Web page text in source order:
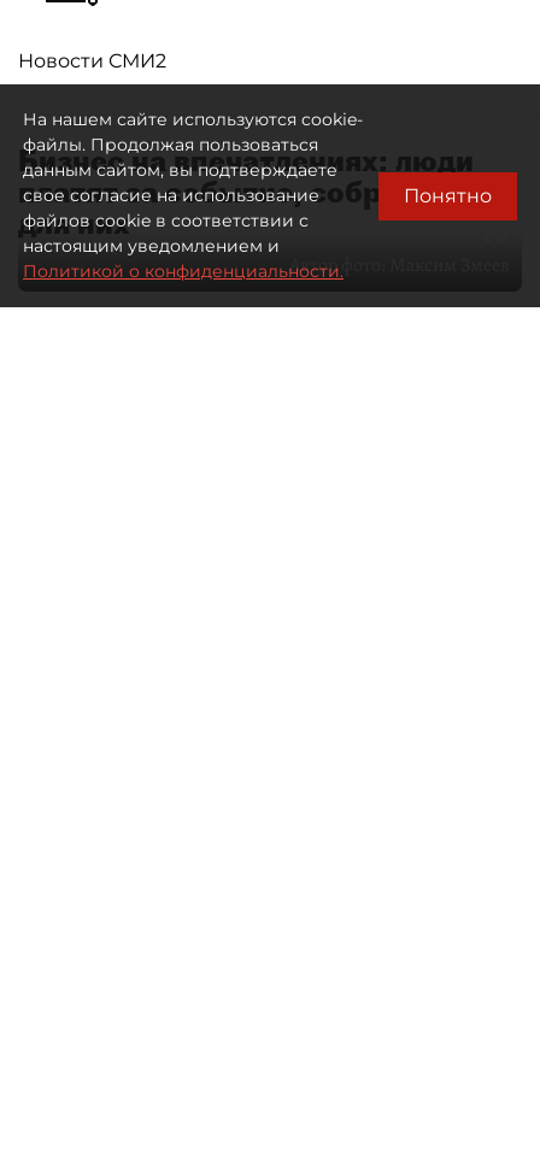
Новости СМИ2
Бизнес на впечатлениях: люди
платят за событие, собранное
для них
Автор фото:
На нашем сайте используются cookie-
файлы. Продолжая пользоваться
данным сайтом, вы подтверждаете
свое согласие на использование
файлов cookie в соответствии с
настоящим уведомлением и
Политикой о конфиденциальности.
Понятно